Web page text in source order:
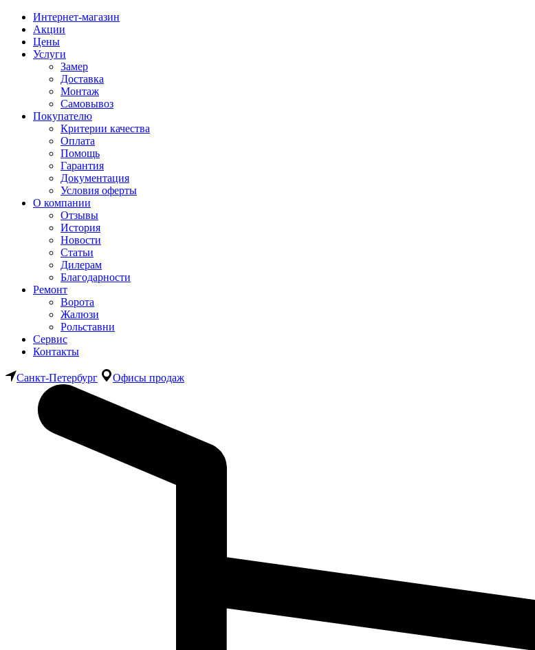
Интернет-магазин
Акции
Цены
Услуги
Замер
Доставка
Монтаж
Самовывоз
Покупателю
Критерии качества
Оплата
Помощь
Гарантия
Документация
Условия оферты
О компании
Отзывы
История
Новости
Статьи
Дилерам
Благодарности
Ремонт
Ворота
Жалюзи
Рольставни
Сервис
Контакты
Санкт-Петербург Офисы продаж